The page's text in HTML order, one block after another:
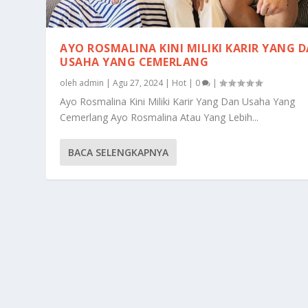
AYO ROSMALINA KINI MILIKI KARIR YANG
USAHA YANG CEMERLANG
oleh admin |Agu 27, 2024| Hot | 0 |
Ayo Rosmalina Kini Miliki Karir Yang Dan Usaha Yang
Cemerlang Ayo Rosmalina Atau Yang Lebih...
BACA SELENGKAPNYA